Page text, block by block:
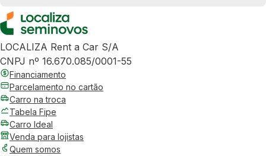
LOCALIZA Rent a Car S/A
CNPJ nº 16.670.085/0001-55
Financiamento
Parcelamento no cartão
Carro na troca
Tabela Fipe
Carro Ideal
Venda para lojistas
Quem somos